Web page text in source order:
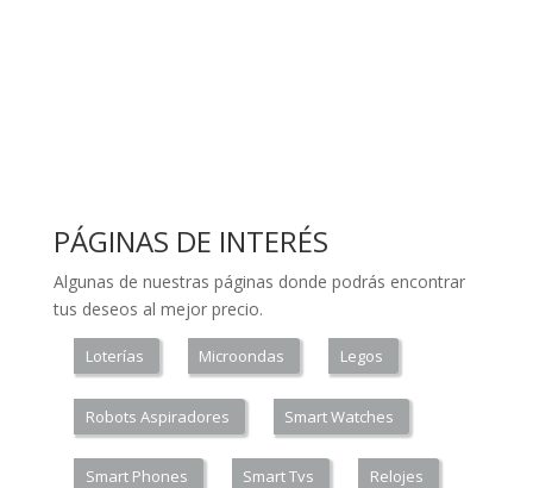
PÁGINAS DE INTERÉS
Algunas de nuestras páginas donde podrás encontrar
tus deseos al mejor precio.
Loterías Microondas Legos
Robots Aspiradores Smart Watches
Smart Phones Smart Tvs Relojes